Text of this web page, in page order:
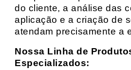
do cliente, a análise das
aplicação e a criação de
atendam precisamente a
Nossa Linha de
Especializados: